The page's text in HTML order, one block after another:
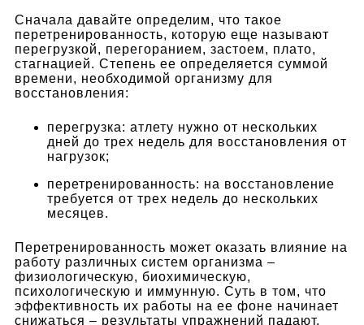
Сначала давайте определим, что такое
перетренированность, которую еще называют
перегрузкой, перегоранием, застоем, плато,
стагнацией. Степень ее определяется суммой
времени, необходимой организму для
восстановления:
перегрузка: атлету нужно от нескольких
дней до трех недель для восстановления от
нагрузок;
перетренированность: на восстановление
требуется от трех недель до нескольких
месяцев.
Перетренированность может оказать влияние на
работу различных систем организма –
физиологическую, биохимическую,
психологическую и иммунную. Суть в том, что
эффективность их работы на ее фоне начинает
снижаться – результаты упражнений падают,